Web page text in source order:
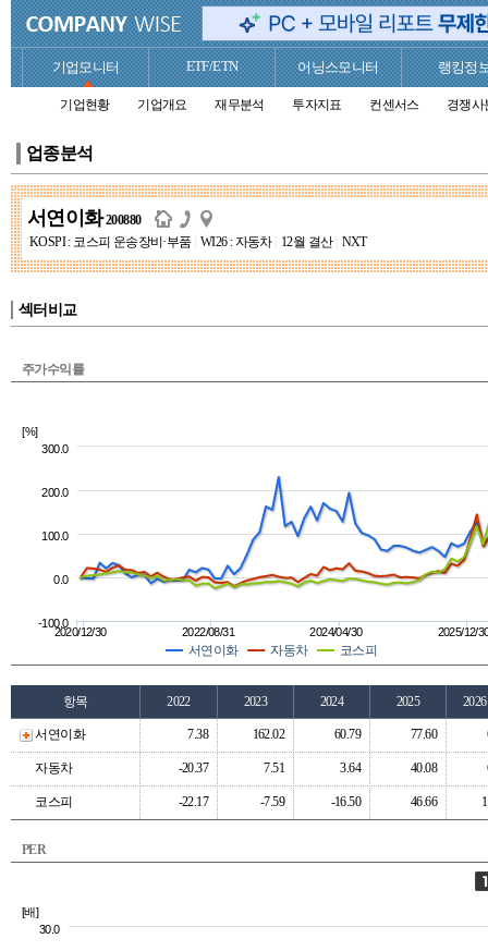
기업모니터 ETF/ETN 어닝스모니터 랭킹정
기업현황 기업개요 재무분석 투자지표 컨센서스 경쟁사
업종분석
서연이화200880
KOSPI : 코스피 운송장비·부품
WI26 : 자동차 12월 결산 NXT
섹터비교
주가수익률
[%]
서연이화 자동차 코스피
2020/12/30 2022/08/31 2024/04/30 2025/12/
-100.0
0.0
100.0
200.0
300.0
항목 2022 2023 2024 2025 2026
서연이화 7.38 162.02 60.79 77.60
자동차 -20.37 7.51 3.64 40.08
코스피 -22.17 -7.59 -16.50 46.66
PER
[배]
30.0